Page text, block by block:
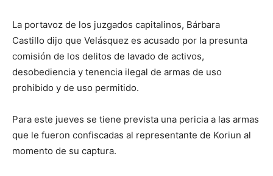
La portavoz de los juzgados capitalinos, Bárbara
Castillo dijo que Velásquez es acusado por la presunta
comisión de los delitos de lavado de activos,
desobediencia y tenencia ilegal de armas de uso
prohibido y de uso permitido.
Para este jueves se tiene prevista una pericia a las armas
que le fueron confiscadas al representante de Koriun al
momento de su captura.